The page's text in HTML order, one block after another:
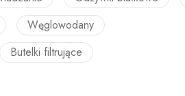
Węglowodany
Butelki filtrujące